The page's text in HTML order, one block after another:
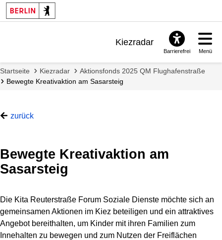
Kiezradar
FAQ & Support
Barrierefrei Menü
Startseite Kiezradar
Aktionsfonds 2025 QM Flughafenstraße
Bewegte Kreativaktion am Sasarsteig
zurück
Bewegte Kreativaktion am
Sasarsteig
Die Kita Reuterstraße Forum Soziale Dienste möchte sich an
gemeinsamen Aktionen im Kiez beteiligen und ein attraktives
Angebot bereithalten, um Kinder mit ihren Familien zum
Innehalten zu bewegen und zum Nutzen der Freiflächen